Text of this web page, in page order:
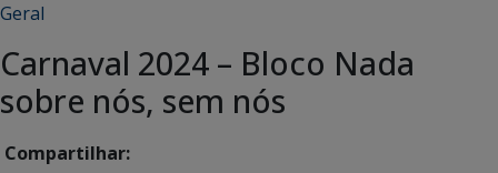
Geral
Carnaval 2024 – Bloco Nada
sobre nós, sem nós
Compartilhar: